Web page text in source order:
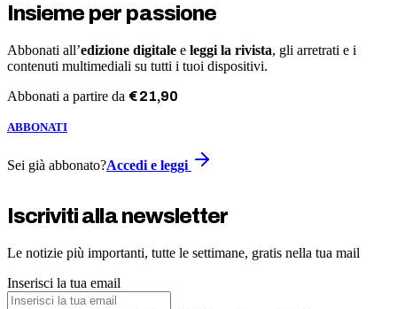
Insieme per passione
Abbonati all’edizione digitale e leggi la rivista, gli arretrati e i
contenuti multimediali su tutti i tuoi dispositivi.
Abbonati a partire da €21,90
ABBONATI
Sei già abbonato?Accedi e leggi
Iscriviti alla newsletter
Le notizie più importanti, tutte le settimane, gratis nella tua mail
Inserisci la tua email